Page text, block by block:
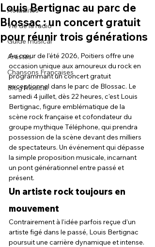
Actualités
Vie de la radio
Guide musical
Artistes
Chansons Françaises
Blog Musical
Louis Bertignac au parc de
Blossac : un concert gratuit
pour réunir trois générations
Au cœur de l'été 2026, Poitiers offre une
occasion unique aux amoureux du rock en
programmant un concert gratuit
exceptionnel dans le parc de Blossac. Le
samedi 4 juillet, dès 22 heures, c'est Louis
Bertignac, figure emblématique de la
scène rock française et cofondateur du
groupe mythique Téléphone, qui prendra
possession de la scène devant des milliers
de spectateurs. Un événement qui dépasse
la simple proposition musicale, incarnant
un pont générationnel entre passé et
présent.
Un artiste rock toujours en
mouvement
Contrairement à l’idée parfois reçue d’un
artiste figé dans le passé, Louis Bertignac
poursuit une carrière dynamique et intense.